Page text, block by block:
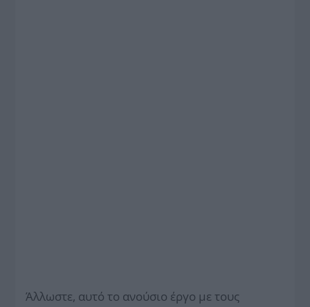
Άλλωστε, αυτό το ανούσιο έργο με τους